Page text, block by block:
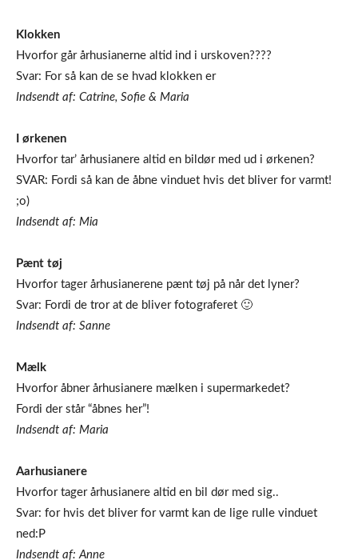
Klokken
Hvorfor går århusianerne altid ind i urskoven????
Svar: For så kan de se hvad klokken er
Indsendt af: Catrine, Sofie & Maria
I ørkenen
Hvorfor tar’ århusianere altid en bildør med ud i ørkenen?
SVAR: Fordi så kan de åbne vinduet hvis det bliver for varmt!
;o)
Indsendt af: Mia
Pænt tøj
Hvorfor tager århusianerene pænt tøj på når det lyner?
Svar: Fordi de tror at de bliver fotograferet 🙂
Indsendt af: Sanne
Mælk
Hvorfor åbner århusianere mælken i supermarkedet?
Fordi der står “åbnes her”!
Indsendt af: Maria
Aarhusianere
Hvorfor tager århusianere altid en bil dør med sig..
Svar: for hvis det bliver for varmt kan de lige rulle vinduet
ned:P
Indsendt af: Anne